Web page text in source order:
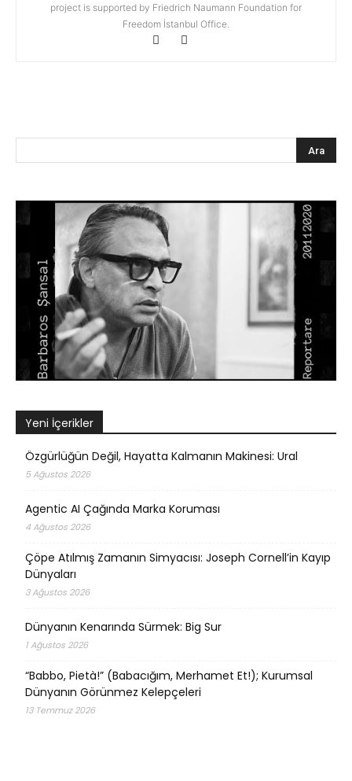
project is supported by Friedrich Naumann Foundation for
Freedom İstanbul Office.
Yeni İçerikler
Özgürlüğün Değil, Hayatta Kalmanın Makinesi: Ural
5 Ağustos 2026
Agentic AI Çağında Marka Koruması
4 Ağustos 2026
Çöpe Atılmış Zamanın Simyacısı: Joseph Cornell’in Kayıp
Dünyaları
3 Ağustos 2026
Dünyanın Kenarında Sürmek: Big Sur
1 Ağustos 2026
“Babbo, Pietà!” (Babacığım, Merhamet Et!); Kurumsal
Dünyanın Görünmez Kelepçeleri
13 Temmuz 2026